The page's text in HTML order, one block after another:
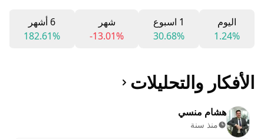
اليوم
1.24%
1 اسبوع
30.68%
شهر
-13.01%
6 أشهر
182.61%
الأفكار والتحليلات
هشام منسي
منذ سنة